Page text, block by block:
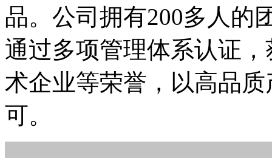
品。公司拥有200多人的
通过多项管理体系认证
术企业等荣誉，以高品
可。